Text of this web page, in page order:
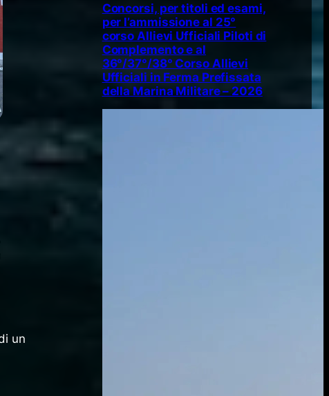
un
Concorsi, per titoli ed esami,
per l’ammissione al 25°
corso Allievi Ufficiali Piloti di
Complemento e al
36°/37°/38° Corso Allievi
Ufficiali in Ferma Prefissata
della Marina Militare – 2026